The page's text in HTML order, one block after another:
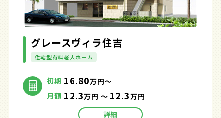
グレースヴィラ住吉
住宅型有料老人ホーム
初期 16.80万円～
月額 12.3万円 ～ 12.3万円
詳細